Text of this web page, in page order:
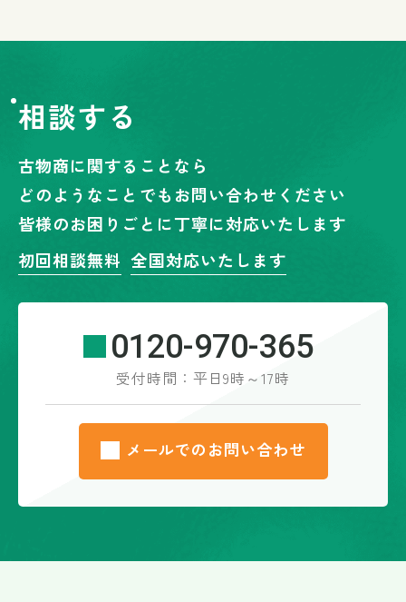
相談する
古物商に関することなら
どのようなことでもお問い合わせください
皆様のお困りごとに丁寧に対応いたします
初回相談無料 全国対応いたします
0120-970-365
受付時間：平日9時～17時
メールでのお問い合わせ